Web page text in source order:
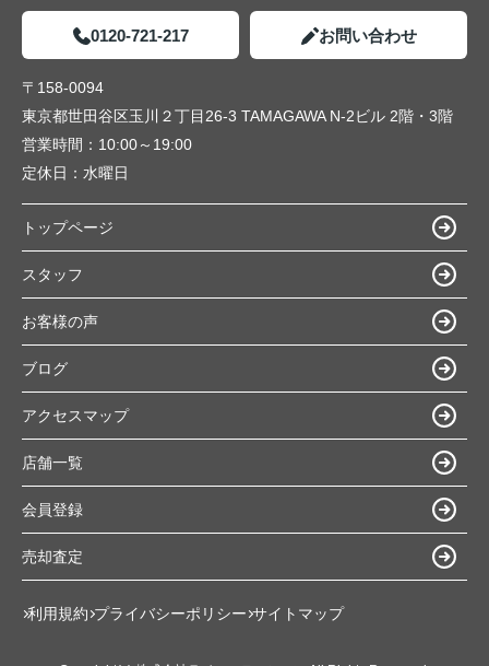
0120-721-217 お問い合わせ
〒158-0094
東京都世田谷区玉川２丁目26-3 TAMAGAWA N-2ビル 2階・3階
営業時間： 10:00～19:00
定休日： 水曜日
トップページ
スタッフ
お客様の声
ブログ
アクセスマップ
店舗一覧
会員登録
売却査定
利用規約 プライバシーポリシー サイトマップ